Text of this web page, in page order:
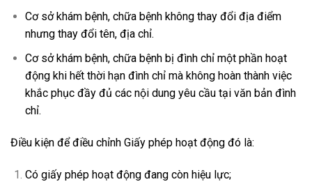
Cơ sở khám bệnh, chữa bệnh không thay đổi địa điểm
nhưng thay đổi tên, địa chỉ.
Cơ sở khám bệnh, chữa bệnh bị đình chỉ một phần hoạt
động khi hết thời hạn đình chỉ mà không hoàn thành việc
khắc phục đầy đủ các nội dung yêu cầu tại văn bản đình
chỉ.
Điều kiện để điều chỉnh Giấy phép hoạt động đó là:
Có giấy phép hoạt động đang còn hiệu lực;